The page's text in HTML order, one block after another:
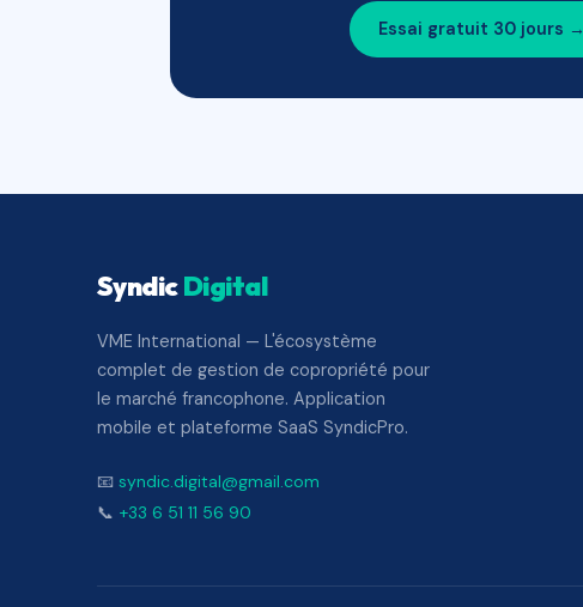
Essai gratuit 30 jours →
SyndicDigital
VME International — L'écosystème
complet de gestion de copropriété pour
le marché francophone. Application
mobile et plateforme SaaS SyndicPro.
📧 syndic.digital@gmail.com
📞 +33 6 51 11 56 90